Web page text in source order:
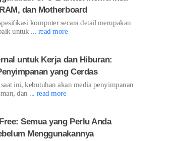
dan Motherboard
komputer secara detail merupakan
untuk ... read more
untuk Kerja dan Hiburan:
yang Cerdas
ini, kebutuhan akan media penyimpanan
dan ... read more
Semua yang Perlu Anda
Menggunakannya